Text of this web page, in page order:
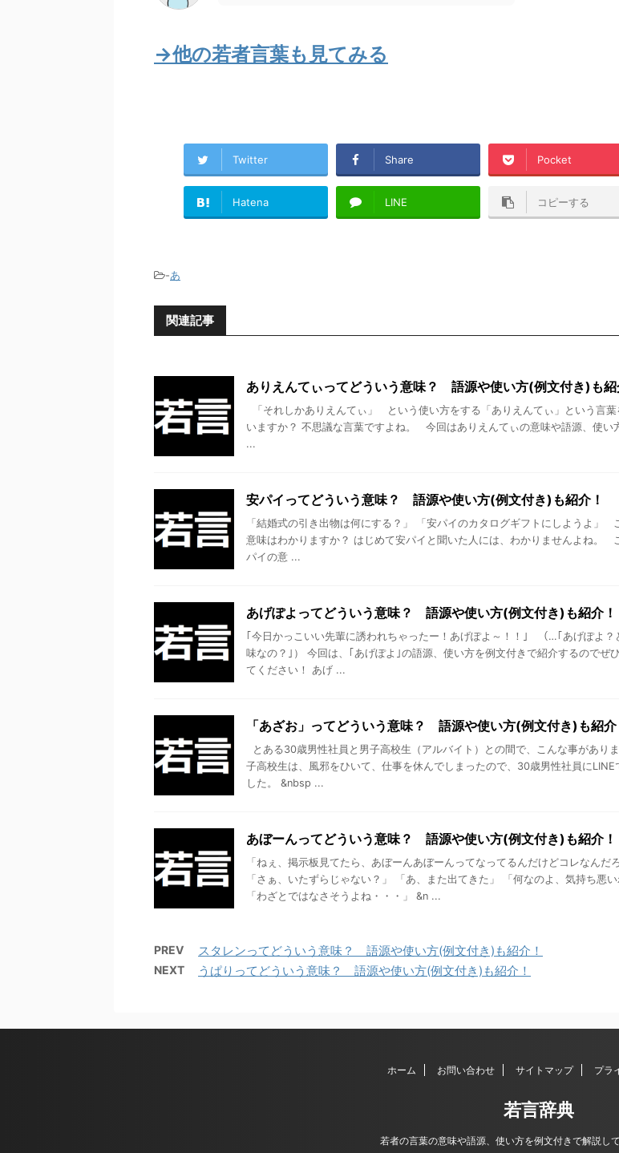
→他の若者言葉も見てみる
Twitter Share Pocket
Hatena LINE コピーする
-あ
関連記事
ありえんてぃってどういう意味？ 語源や使い方(例文付き)も紹
「それしかありえんてぃ」 という使い方をする「ありえんてぃ」という言葉
いますか？ 不思議な言葉ですよね。 今回はありえんてぃの意味や語源、使い
...
安パイってどういう意味？ 語源や使い方(例文付き)も紹介！
「結婚式の引き出物は何にする？」 「安パイのカタログギフトにしようよ」
意味はわかりますか？ はじめて安パイと聞いた人には、わかりませんよね。
パイの意 ...
あげぽよってどういう意味？ 語源や使い方(例文付き)も紹介！
｢今日かっこいい先輩に誘われちゃったー！あげぽよ～！！｣ （…｢あげぽよ？
味なの？｣） 今回は、｢あげぽよ｣の語源、使い方を例文付きで紹介するのでぜ
てください！ あげ ...
「あざお」ってどういう意味？ 語源や使い方(例文付き)も紹介
とある30歳男性社員と男子高校生（アルバイト）との間で、こんな事があり
子高校生は、風邪をひいて、仕事を休んでしまったので、30歳男性社員にLINE
した。 &nbsp ...
あぼーんってどういう意味？ 語源や使い方(例文付き)も紹介！
「ねぇ、掲示板見てたら、あぼーんあぼーんってなってるんだけどコレなんだ
「さぁ、いたずらじゃない？」 「あ、また出てきた」 「何なのよ、気持ち悪い
「わざとではなさそうよね・・・」 &n ...
PREV スタレンってどういう意味？ 語源や使い方(例文付き)も紹介！
NEXT うぱりってどういう意味？ 語源や使い方(例文付き)も紹介！
ホーム お問い合わせ サイトマップ プラ
若言辞典
若者の言葉の意味や語源、使い方を例文付きで解説し